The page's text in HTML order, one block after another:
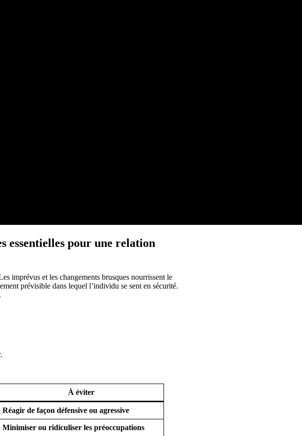
essentielles pour une relation
imprévus et les changements brusques nourrissent le
prévisible dans lequel l’individu se sent en sécurité.
À éviter
Réagir de façon défensive ou agressive
Minimiser ou ridiculiser les préoccupations